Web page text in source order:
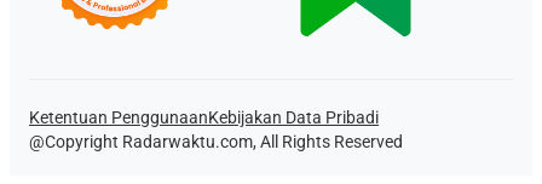
Ketentuan PenggunaanKebijakan Data Pribadi
@Copyright Radarwaktu.com, All Rights Reserved